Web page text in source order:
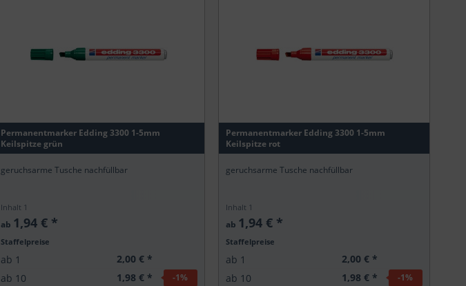
Permanentmarker Edding 3300 1-5mm
Keilspitze grün
geruchsarme Tusche nachfüllbar
Inhalt 1
ab 1,94 € *
Staffelpreise
ab 1
2,00 € *
ab 10 1,98 € * -1%
Permanentmarker Edding 3300 1-5mm
Keilspitze rot
geruchsarme Tusche nachfüllbar
Inhalt 1
ab 1,94 € *
Staffelpreise
ab 1
2,00 € *
ab 10 1,98 € * -1%